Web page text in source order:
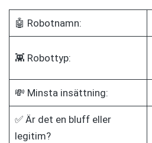
🤖 Robotnamn:
👾 Robottyp:
💸 Minsta insättning:
✅ Är det en bluff eller
legitim?